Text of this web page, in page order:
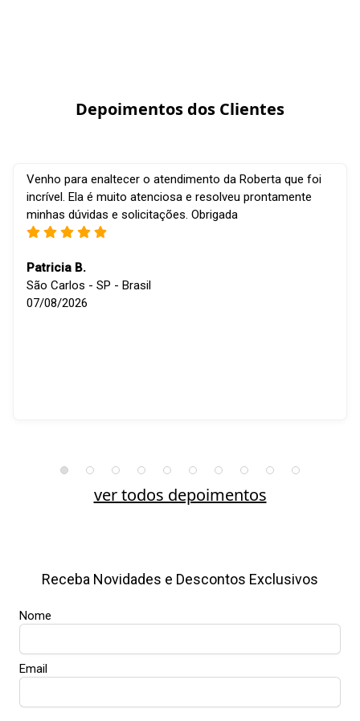
Depoimentos dos Clientes
Venho para enaltecer o atendimento da Roberta que foi
incrível. Ela é muito atenciosa e resolveu prontamente
minhas dúvidas e solicitações. Obrigada
Patricia B.
São Carlos - SP - Brasil
07/08/2026
ver todos depoimentos
Receba Novidades e Descontos Exclusivos
Nome
Email